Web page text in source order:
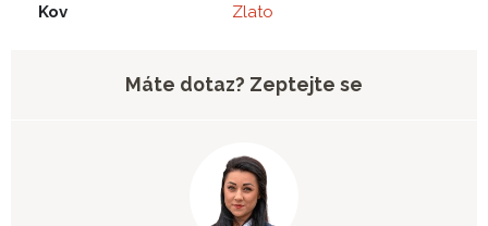
Kov Zlato
Máte dotaz? Zeptejte se